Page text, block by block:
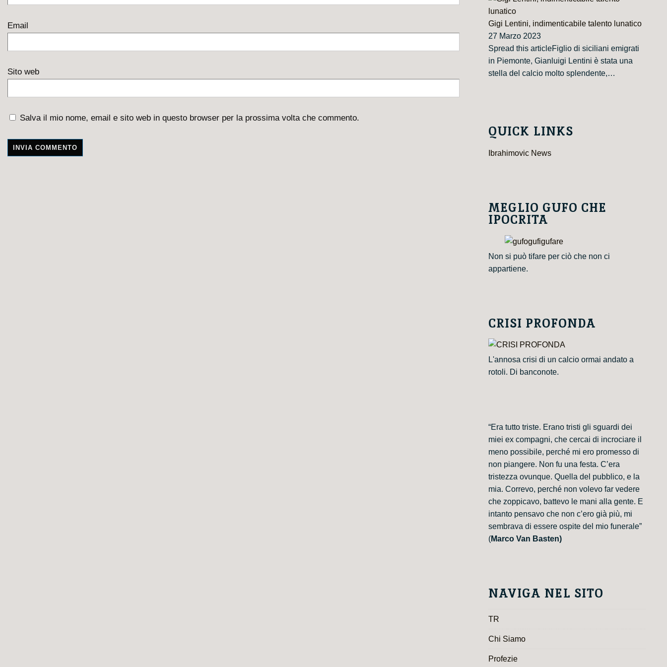
Email
Sito web
Salva il mio nome, email e sito web in questo browser per la prossima volta che commento.
Gigi Lentini, indimenticabile talento lunatico
27 Marzo 2023
Spread this articleFiglio di siciliani emigrati
in Piemonte, Gianluigi Lentini è stata una
stella del calcio molto splendente,…
QUICK LINKS
Ibrahimovic News
MEGLIO GUFO CHE
IPOCRITA
Non si può tifare per ciò che non ci
appartiene.
CRISI PROFONDA
L'annosa crisi di un calcio ormai andato a
rotoli. Di banconote.
“Era tutto triste. Erano tristi gli sguardi dei
miei ex compagni, che cercai di incrociare il
meno possibile, perché mi ero promesso di
non piangere. Non fu una festa. C’era
tristezza ovunque. Quella del pubblico, e la
mia. Correvo, perché non volevo far vedere
che zoppicavo, battevo le mani alla gente. E
intanto pensavo che non c’ero già più, mi
sembrava di essere ospite del mio funerale”
(Marco Van Basten)
NAVIGA NEL SITO
TR
Chi Siamo
Profezie